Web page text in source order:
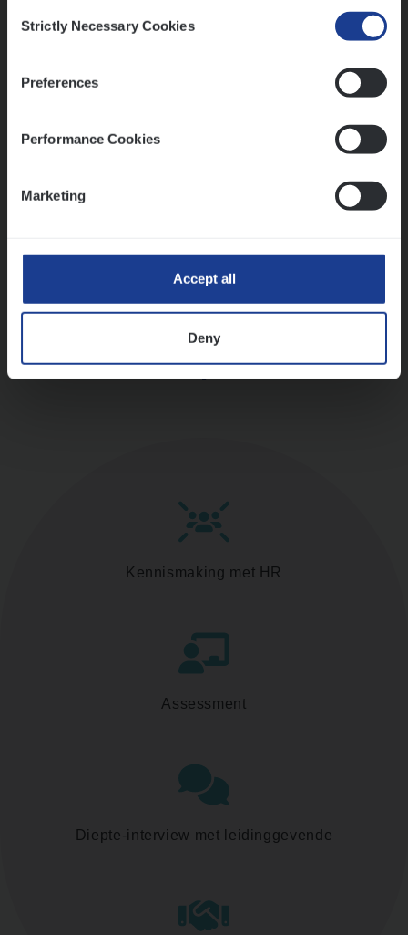
Selection
Strictly Necessary Cookies
Preferences
Performance Cookies
Marketing
Accept all
Deny
Vorige Volgende
Mathias houdt van diepgaande dossiers én droge
Thalia zoekt graag oplossingen, in games én op het
Ons sollicitatieproces
Kennismaking met HR
Assessment
Diepte-interview met leidinggevende